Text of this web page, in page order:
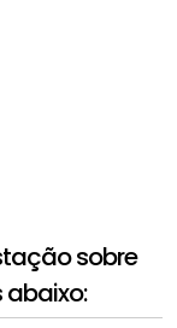
sobre
abaixo: